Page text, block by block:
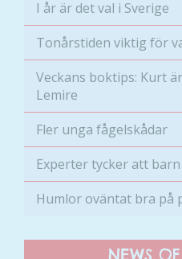
I år är det val i Sverige
Tonårstiden viktig för
Veckans boktips: Kurt
Lemire
Fler unga fågelskådar
Experter tycker att
Humlor oväntat bra på
NEWS